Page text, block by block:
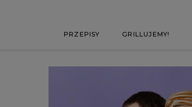
PRZEPISY GRILLUJEMY!